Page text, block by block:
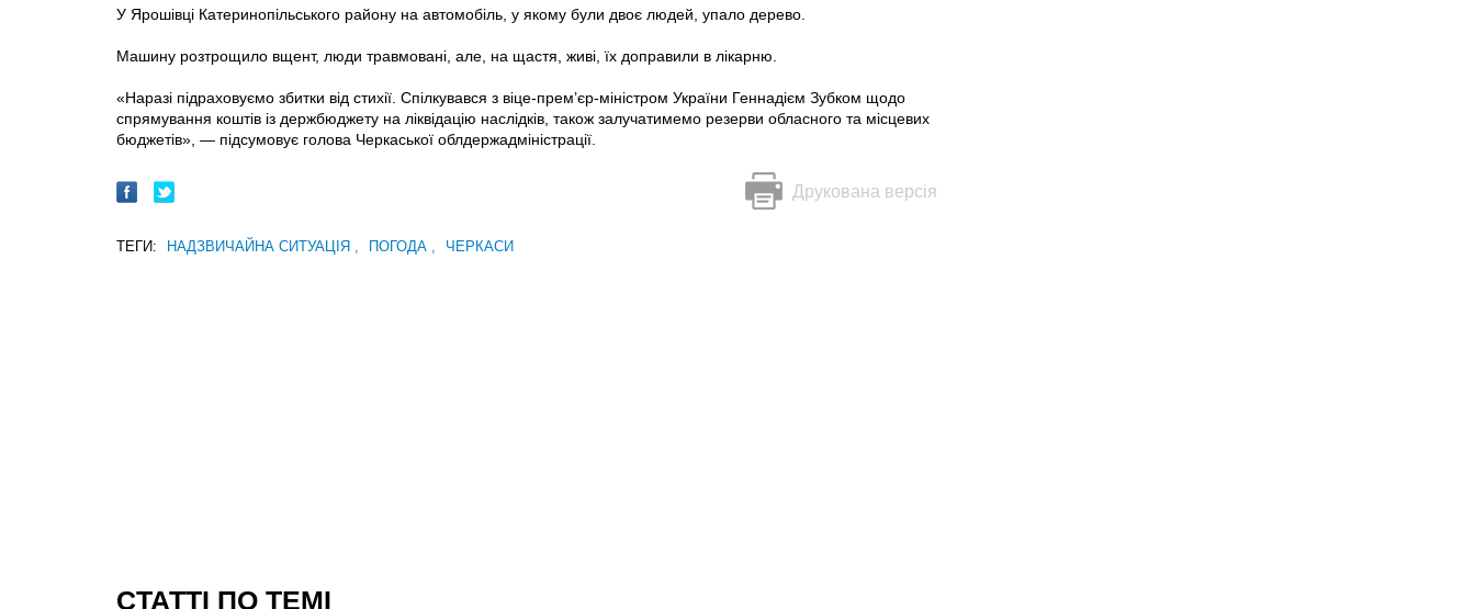
У Ярошівці Катеринопільського району на автомобіль, у якому були двоє людей, упало дерево.
Машину розтрощило вщент, люди травмовані, але, на щастя, живі, їх доправили в лікарню.
«Наразі підраховуємо збитки від стихії. Спілкувався з віце-прем’єр-міністром України Геннадієм Зубком щодо
спрямування коштів із дер­жбюджету на ліквідацію наслідків, також залучатимемо резерви обласного та місцевих
бюджетів», — підсумовує голова Черкаської облдержадміністрації.
Друкована версія
ТЕГИ: НАДЗВИЧАЙНА СИТУАЦІЯ ПОГОДА ЧЕРКАСИ
CТАТТІ ПО ТЕМІ